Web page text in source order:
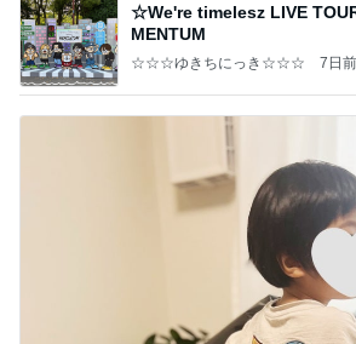
☆We're timelesz LIVE
MENTUM
☆☆☆ゆきちにっき☆☆☆ 7日前